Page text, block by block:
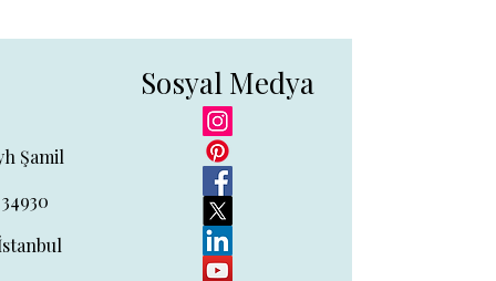
Şamil
Sosyal Medya